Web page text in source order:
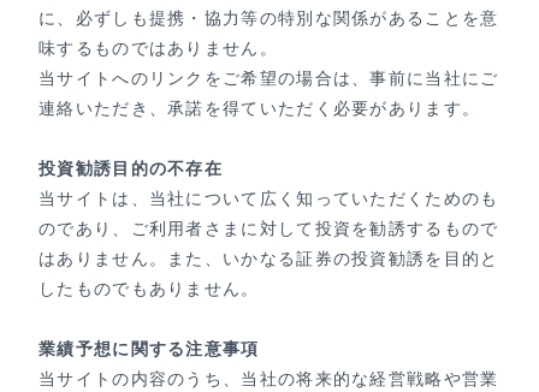
に、必ずしも提携・協力等の特別な関係があることを意
味するものではありません。
当サイトへのリンクをご希望の場合は、事前に当社にご
連絡いただき、承諾を得ていただく必要があります。
投資勧誘目的の不存在
当サイトは、当社について広く知っていただくためのも
のであり、ご利用者さまに対して投資を勧誘するもので
はありません。また、いかなる証券の投資勧誘を目的と
したものでもありません。
業績予想に関する注意事項
当サイトの内容のうち、当社の将来的な経営戦略や営業